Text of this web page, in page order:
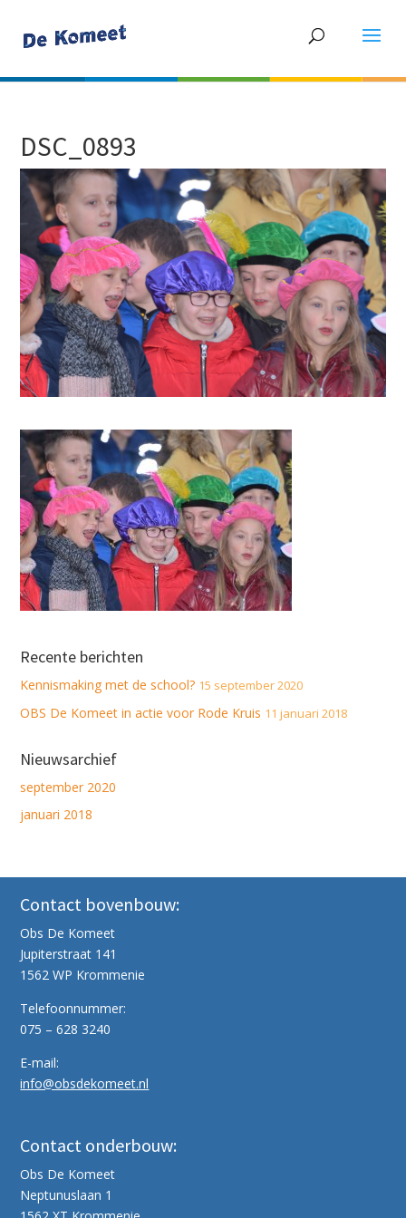
DSC_0893
Recente berichten
Kennismaking met de school? 15 september 2020
OBS De Komeet in actie voor Rode Kruis 11 januari 2018
Nieuwsarchief
september 2020
januari 2018
Contact bovenbouw:
Obs De Komeet
Jupiterstraat 141
1562 WP Krommenie
Telefoonnummer:
075 – 628 3240
E-mail:
info@obsdekomeet.nl
Contact onderbouw:
Obs De Komeet
Neptunuslaan 1